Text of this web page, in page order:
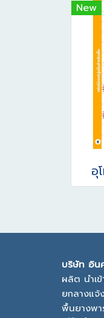
New
อุ
บริษัท อิน
ผลิต นำเ
ยกลางแจ้
พื้นยางพา